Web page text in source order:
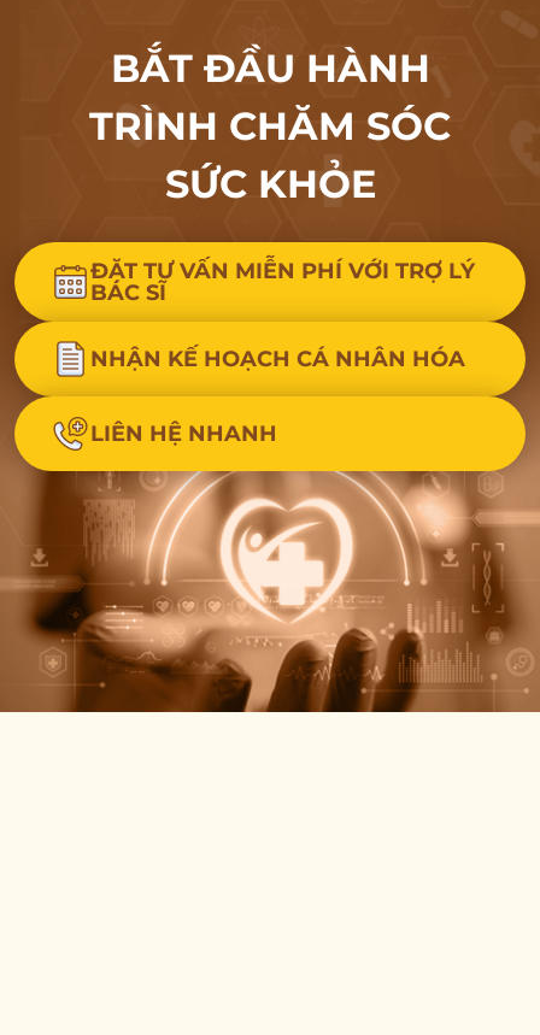
BẮT ĐẦU HÀNH
TRÌNH CHĂM SÓC
SỨC KHỎE
ĐẶT TƯ VẤN MIỄN PHÍ VỚI TRỢ LÝ
BÁC SĨ
NHẬN KẾ HOẠCH CÁ NHÂN HÓA
LIÊN HỆ NHANH